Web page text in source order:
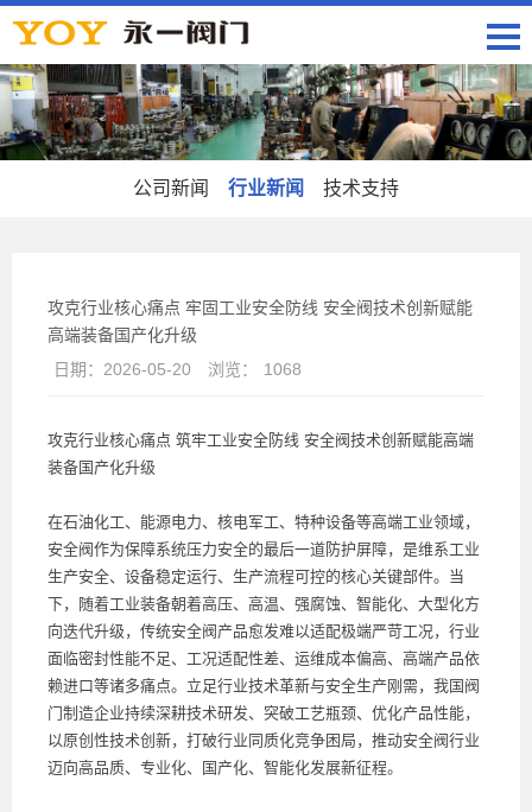
公司新闻 行业新闻 技术支持
攻克行业核心痛点 牢固工业安全防线 安全阀技术创新赋能
高端装备国产化升级
日期： 2026-05-20 浏览： 1068
攻克行业核心痛点 筑牢工业安全防线 安全阀技术创新赋能高端
装备国产化升级
在石油化工、能源电力、核电军工、特种设备等高端工业领域，
安全阀作为保障系统压力安全的最后一道防护屏障，是维系工业
生产安全、设备稳定运行、生产流程可控的核心关键部件。当
下，随着工业装备朝着高压、高温、强腐蚀、智能化、大型化方
向迭代升级，传统安全阀产品愈发难以适配极端严苛工况，行业
面临密封性能不足、工况适配性差、运维成本偏高、高端产品依
赖进口等诸多痛点。立足行业技术革新与安全生产刚需，我国阀
门制造企业持续深耕技术研发、突破工艺瓶颈、优化产品性能，
以原创性技术创新，打破行业同质化竞争困局，推动安全阀行业
迈向高品质、专业化、国产化、智能化发展新征程。